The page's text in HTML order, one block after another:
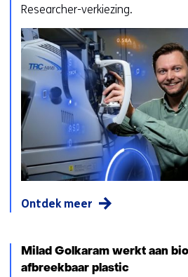
Researcher-verkiezing.
Ontdek meer
Milad Golkaram werkt aan
afbreekbaar plastic